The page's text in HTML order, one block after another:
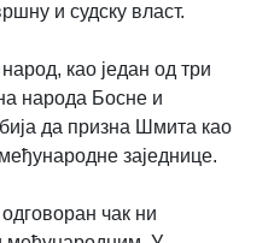
и судску власт.
као један од три
народа Босне и
да призна Шмита као
заједнице.
чак ни